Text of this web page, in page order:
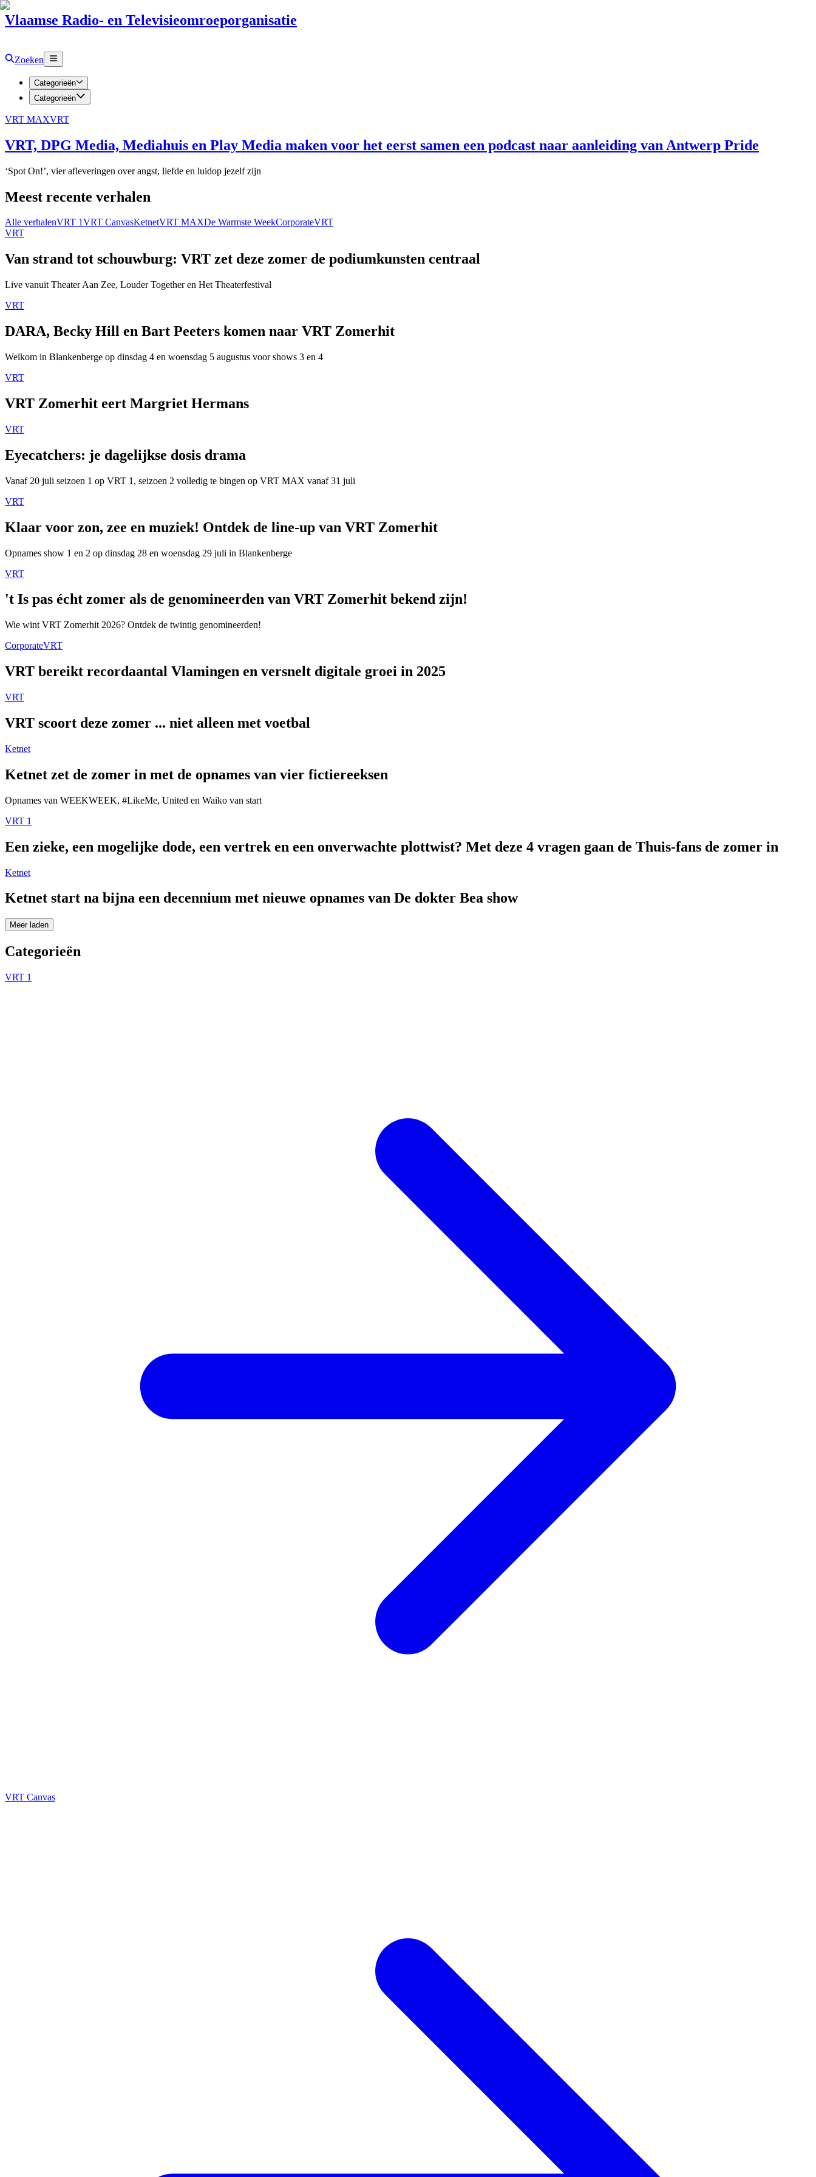
Vlaamse Radio- en Televisieomroeporganisatie
Zoeken
Categorieën
Categorieën
VRT MAXVRT
VRT, DPG Media, Mediahuis en Play Media maken voor het eerst samen een podcast naar aanleiding van Antwerp Pride
‘Spot On!’, vier afleveringen over angst, liefde en luidop jezelf zijn
Meest recente verhalen
Alle verhalenVRT 1VRT CanvasKetnetVRT MAXDe Warmste WeekCorporateVRT
VRT
Van strand tot schouwburg: VRT zet deze zomer de podiumkunsten centraal
Live vanuit Theater Aan Zee, Louder Together en Het Theaterfestival
VRT
DARA, Becky Hill en Bart Peeters komen naar VRT Zomerhit
Welkom in Blankenberge op dinsdag 4 en woensdag 5 augustus voor shows 3 en 4
VRT
VRT Zomerhit eert Margriet Hermans
VRT
Eyecatchers: je dagelijkse dosis drama
Vanaf 20 juli seizoen 1 op VRT 1, seizoen 2 volledig te bingen op VRT MAX vanaf 31 juli
VRT
Klaar voor zon, zee en muziek! Ontdek de line-up van VRT Zomerhit
Opnames show 1 en 2 op dinsdag 28 en woensdag 29 juli in Blankenberge
VRT
't Is pas écht zomer als de genomineerden van VRT Zomerhit bekend zijn!
Wie wint VRT Zomerhit 2026? Ontdek de twintig genomineerden!
CorporateVRT
VRT bereikt recordaantal Vlamingen en versnelt digitale groei in 2025
VRT
VRT scoort deze zomer ... niet alleen met voetbal
Ketnet
Ketnet zet de zomer in met de opnames van vier fictiereeksen
Opnames van WEEKWEEK, #LikeMe, United en Waiko van start
VRT 1
Een zieke, een mogelijke dode, een vertrek en een onverwachte plottwist? Met deze 4 vragen gaan de Thuis-fans de zomer in
Ketnet
Ketnet start na bijna een decennium met nieuwe opnames van De dokter Bea show
Meer laden
Categorieën
VRT 1
VRT Canvas